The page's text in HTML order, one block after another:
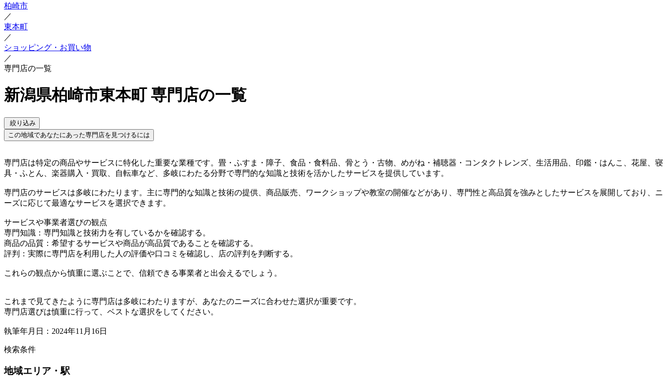
柏崎市
／
東本町
／
ショッピング・お買い物
／
専門店の一覧
新潟県柏崎市東本町 専門店の一覧
絞り込み
この地域であなたにあった専門店を見つけるには
専門店は特定の商品やサービスに特化した重要な業種です。畳・ふすま・障子、食品・食料品、骨とう・古物、めがね・補聴器・コンタクトレンズ、生活用品、印鑑・はんこ、花屋、寝
具・ふとん、楽器購入・買取、自転車など、多岐にわたる分野で専門的な知識と技術を活かしたサービスを提供しています。
専門店のサービスは多岐にわたります。主に専門的な知識と技術の提供、商品販売、ワークショップや教室の開催などがあり、専門性と高品質を強みとしたサービスを展開しており、ニ
ーズに応じて最適なサービスを選択できます。
サービスや事業者選びの観点
専門知識：専門知識と技術力を有しているかを確認する。
商品の品質：希望するサービスや商品が高品質であることを確認する。
評判：実際に専門店を利用した人の評価や口コミを確認し、店の評判を判断する。
これらの観点から慎重に選ぶことで、信頼できる事業者と出会えるでしょう。
これまで見てきたように専門店は多岐にわたりますが、あなたのニーズに合わせた選択が重要です。
専門店選びは慎重に行って、ベストな選択をしてください。
執筆年月日：2024年11月16日
検索条件
地域エリア・駅